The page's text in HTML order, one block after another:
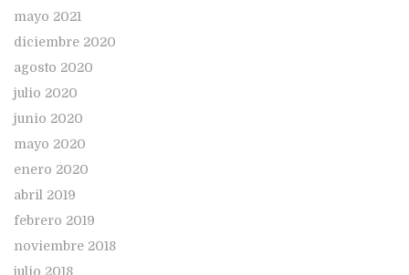
mayo 2021
diciembre 2020
agosto 2020
julio 2020
junio 2020
mayo 2020
enero 2020
abril 2019
febrero 2019
noviembre 2018
julio 2018